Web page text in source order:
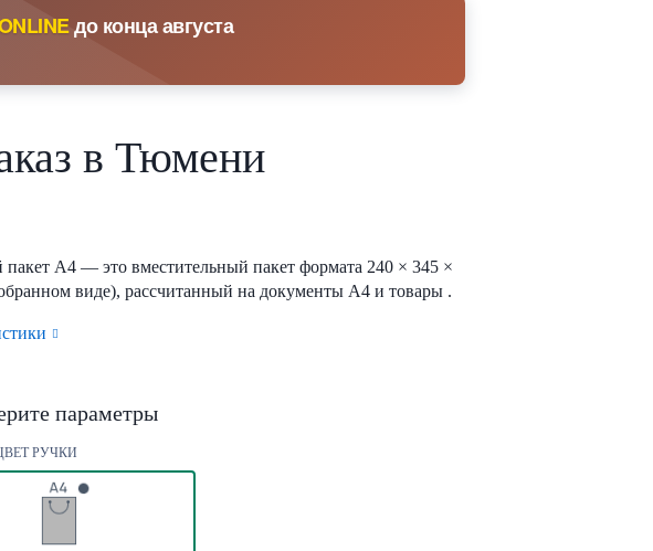
до конца августа
в Тюмени
А4 — это вместительный пакет формата 240 × 345 ×
виде), рассчитанный на документы А4 и товары .
параметры
РУЧКИ